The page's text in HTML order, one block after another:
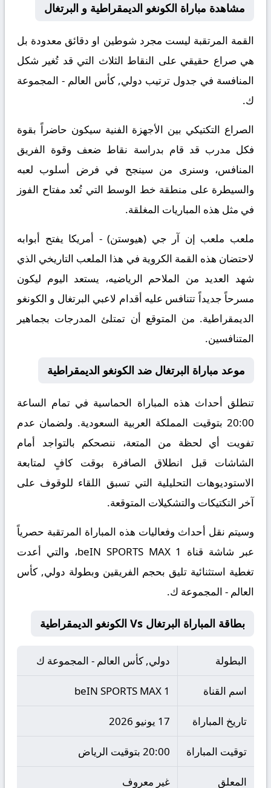
مشاهدة مباراة الكونغو الديمقراطية و البرتغال
القمة المرتقبة ليست مجرد شوطين او دقائق معدودة بل
هي صراع حقيقي على النقاط الثلاث التي قد تُغير شكل
المنافسة في جدول ترتيب دولي, كأس العالم - المجموعة
ك.
الصراع التكتيكي بين الأجهزة الفنية سيكون حاضراً بقوة
فكل مدرب قد قام بدراسة نقاط ضعف وقوة الفريق
المنافس، وسنرى من سينجح في فرض أسلوب لعبه
والسيطرة على منطقة خط الوسط التي تُعد مفتاح الفوز
في مثل هذه المباريات المغلقة.
ملعب ملعب إن آر جي (هيوستن) - أمريكا يفتح أبوابه
لاحتضان هذه القمة الكروية في هذا الملعب التاريخي الذي
شهد العديد من الملاحم الرياضيه، يستعد اليوم ليكون
مسرحاً جديداً تتنافس عليه أقدام لاعبي البرتغال و الكونغو
الديمقراطية. من المتوقع أن تمتلئ المدرجات بجماهير
المتنافسين.
موعد مباراة البرتغال ضد الكونغو الديمقراطية
تنطلق أحداث هذه المباراة الحماسية في تمام الساعة
20:00 بتوقيت المملكة العربية السعودية. ولضمان عدم
تفويت أي لحظة من المتعة، ننصحكم بالتواجد أمام
الشاشات قبل انطلاق الصافرة بوقت كافٍ لمتابعة
الاستوديوهات التحليلية التي تسبق اللقاء للوقوف على
آخر التكتيكات والتشكيلات المتوقعة.
​وسيتم نقل أحداث وفعاليات هذه المباراة المرتقبة حصرياً
عبر شاشة قناة beIN SPORTS MAX 1، والتي أعدت
تغطية استثنائية تليق بحجم الفريقين وبطولة دولي, كأس
العالم - المجموعة ك.
بطاقة المباراة البرتغال Vs الكونغو الديمقراطية
البطولة دولي, كأس العالم - المجموعة ك
اسم القناة beIN SPORTS MAX 1
تاريخ المباراة 17 يونيو 2026
توقيت المباراة 20:00 بتوقيت الرياض
المعلق غير معروف